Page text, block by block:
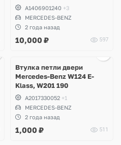
A1406901240 +3
MERCEDES-BENZ
2 года назад
10,000 ₽ 597
Втулка петли двери
Mercedes-Benz W124 E-
Klass, W201 190
A2017330052 +1
MERCEDES-BENZ
2 года назад
1,000 ₽ 511